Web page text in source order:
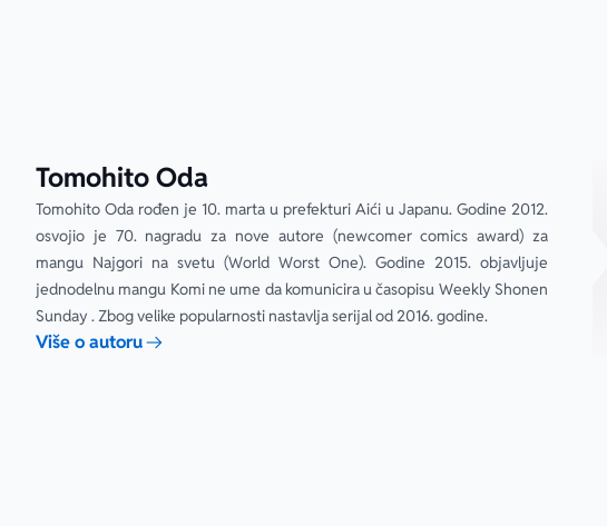
Tomohito Oda
Tomohito Oda rođen je 10. marta u prefekturi Aići u Japanu. Godine 2012.
osvojio je 70. nagradu za nove autore (newcomer comics award) za
mangu Najgori na svetu (World Worst One). Godine 2015. objavljuje
jednodelnu mangu Komi ne ume da komunicira u časopisu Weekly Shonen
Sunday . Zbog velike popularnosti nastavlja serijal od 2016. godine.
Više o autoru